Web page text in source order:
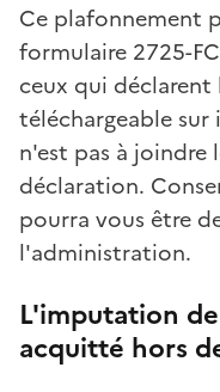
Ce plafonnement
formulaire 2725-
ceux qui déclarent
téléchargeable
n'est pas à
déclaration.
pourra vous être
l'administration.
L'imputation
acquitté hors